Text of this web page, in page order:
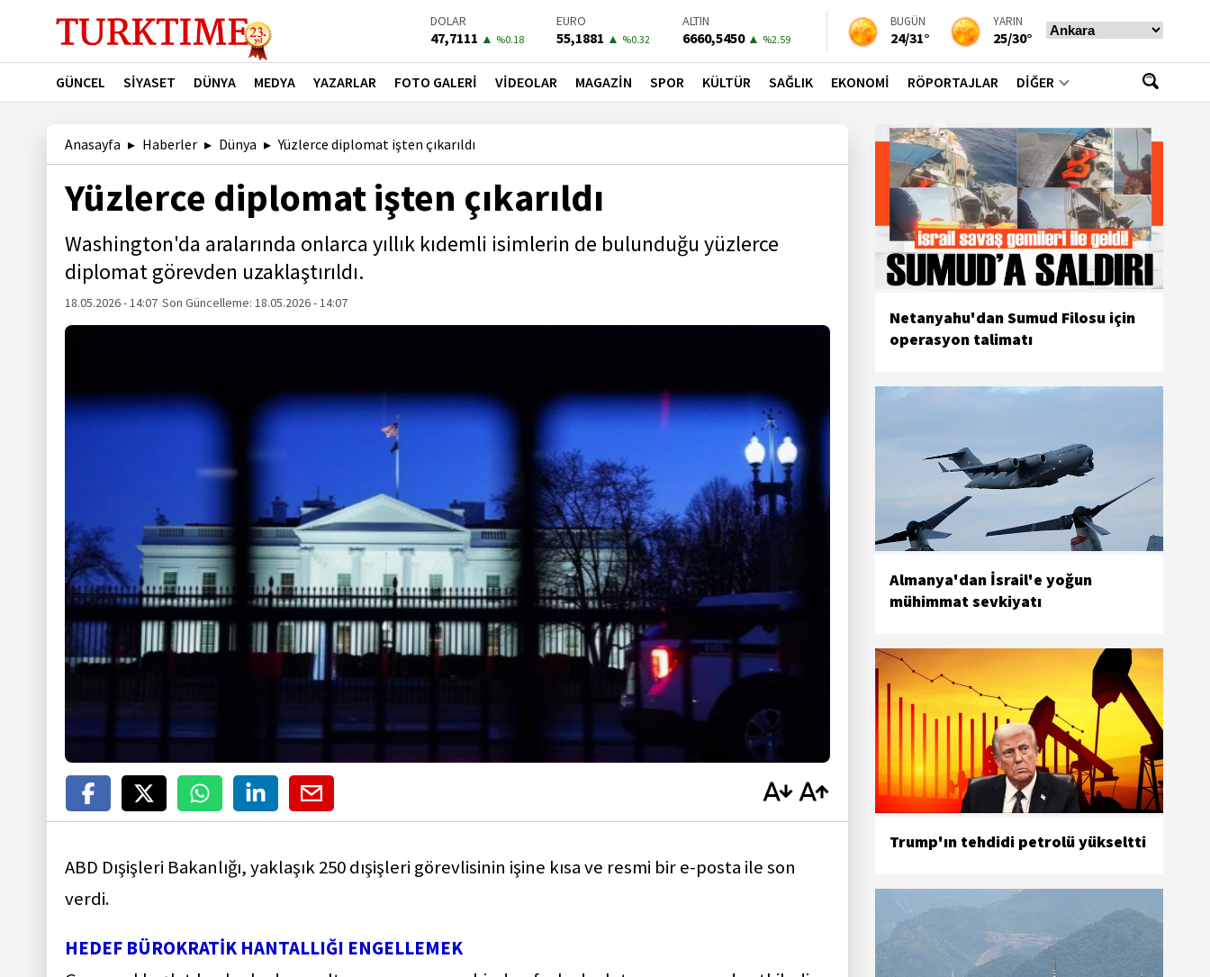
DOLAR
47,7111 ▲ %0.18
EURO
55,1881 ▲ %0.32
ALTIN
6660,5450 ▲ %2.59
BIST-100
13779,39 ▼ %-0.14
PETROL
81,4900▼ %-1.56
BONO
41,3000 ▼ %-0.55
BUGÜN
24/31°
YARIN
25/30°
GÜNCEL SİYASET DÜNYA MEDYA YAZARLAR FOTO GALERİ VİDEOLAR MAGAZİN SPOR KÜLTÜR SAĞLIK EKONOMİ RÖPORTAJLAR DİĞER
Anasayfa Haberler Dünya Yüzlerce diplomat işten çıkarıldı
Yüzlerce diplomat işten çıkarıldı
Washington'da aralarında onlarca yıllık kıdemli isimlerin de bulunduğu yüzlerce
diplomat görevden uzaklaştırıldı.
18.05.2026 - 14:07 Son Güncelleme:18.05.2026 - 14:07
ABD Dışişleri Bakanlığı, yaklaşık 250 dışişleri görevlisinin işine kısa ve resmi bir e-posta ile son
verdi.
HEDEF BÜROKRATİK HANTALLIĞI ENGELLEMEK
Netanyahu'dan Sumud Filosu için
operasyon talimatı
Almanya'dan İsrail'e yoğun
mühimmat sevkiyatı
Trump'ın tehdidi petrolü yükseltti